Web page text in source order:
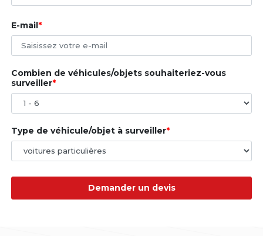
E-mail
Combien de véhicules/objets souhaiteriez-vous
surveiller
Type de véhicule/objet à surveiller
Demander un devis